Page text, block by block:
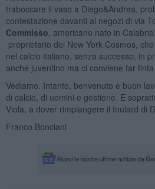
traboccare il vaso a Diego&Andrea,
contestazione davanti ai negozi di via
Commisso , americano nato in
proprietario dei New York Cosmos,
nel calcio italiano, senza successo, in
anche juventino ma ci conviene far
Vediamo. Intanto, benvenuto e buon
di calcio, di uomini e gestione. E
Viola, a dover rimpiangere il foulard di
Franco Bonciani